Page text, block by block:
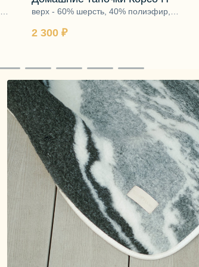
2 300 ₽
верх - 60% шерсть, 40% полиэфир,
- ЭВА